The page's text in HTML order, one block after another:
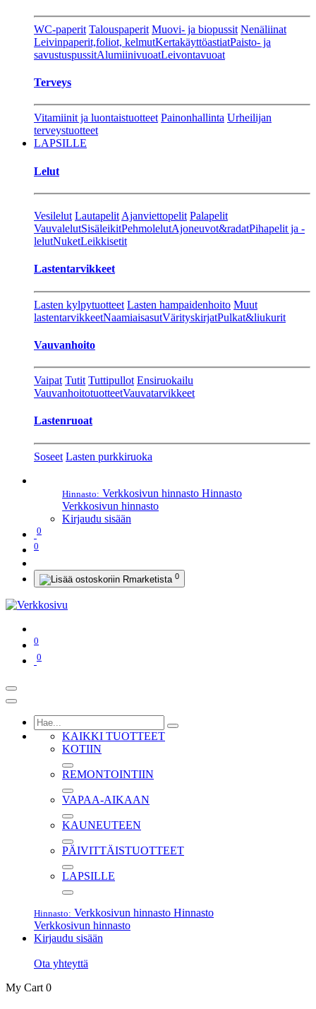
WC-paperit Talouspaperit Muovi- ja biopussit Nenäliinat
Leivinpaperit,foliot, kelmutKertakäyttöastiatPaisto- ja
savustuspussitAlumiinivuoatLeivontavuoat
Terveys
Vitamiinit ja luontaistuotteet Painonhallinta Urheilijan
terveystuotteet
LAPSILLE
Lelut
Vesilelut Lautapelit Ajanviettopelit Palapelit
VauvalelutSisäleikitPehmolelutAjoneuvot&radatPihapelit ja -
lelutNuketLeikkisetit
Lastentarvikkeet
Lasten kylpytuotteet Lasten hampaidenhoito Muut
lastentarvikkeetNaamiaisasutVärityskirjatPulkat&liukurit
Vauvanhoito
Vaipat Tutit Tuttipullot Ensiruokailu
VauvanhoitotuotteetVauvatarvikkeet
Lastenruoat
Soseet Lasten purkkiruoka
Hinnasto: Verkkosivun hinnasto Hinnasto
Verkkosivun hinnasto
Kirjaudu sisään
0
0
0
0
0
KAIKKI TUOTTEET
KOTIIN
REMONTOINTIIN
VAPAA-AIKAAN
KAUNEUTEEN
PÄIVITTÄISTUOTTEET
LAPSILLE
Hinnasto: Verkkosivun hinnasto Hinnasto
Verkkosivun hinnasto
Kirjaudu sisään
Ota yhteyttä
My Cart 0